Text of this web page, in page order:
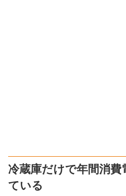
冷蔵庫だけで年間消費
ている